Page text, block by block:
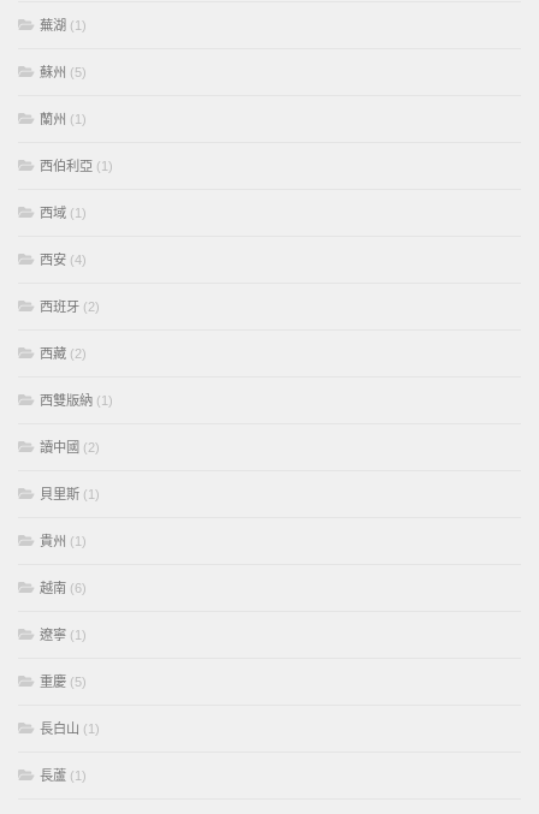
蕪湖 (1)
蘇州 (5)
蘭州 (1)
西伯利亞 (1)
西域 (1)
西安 (4)
西班牙 (2)
西藏 (2)
西雙版納 (1)
讀中國 (2)
貝里斯 (1)
貴州 (1)
越南 (6)
遼寧 (1)
重慶 (5)
長白山 (1)
長蘆 (1)